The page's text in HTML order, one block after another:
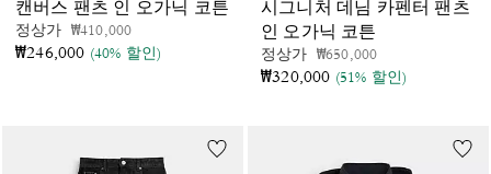
캔버스 팬츠 인 오가닉 코튼
정상가 가격 인하 전
₩410,000인하됨
₩246,000 (40% 할인)
시그니처 데님 카펜터 팬츠
인 오가닉 코튼
정상가 가격 인하 전
₩650,000인하됨
₩320,000 (51% 할인)